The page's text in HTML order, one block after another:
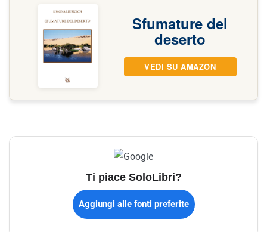
Sfumature del
deserto
VEDI SU AMAZON
Ti piace SoloLibri?
Aggiungi alle fonti preferite